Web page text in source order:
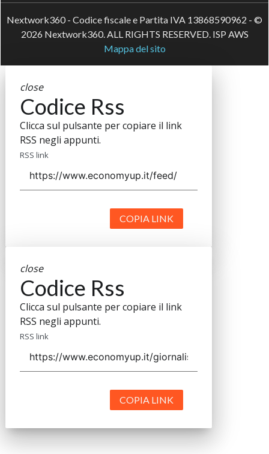
Nextwork360 - Codice fiscale e Partita IVA 13868590962 - ©
2026 Nextwork360. ALL RIGHTS RESERVED. ISP AWS
Mappa del sito
close
Codice Rss
Clicca sul pulsante per copiare il link
RSS negli appunti.
RSS link
COPIA LINK
close
Codice Rss
Clicca sul pulsante per copiare il link
RSS negli appunti.
RSS link
COPIA LINK